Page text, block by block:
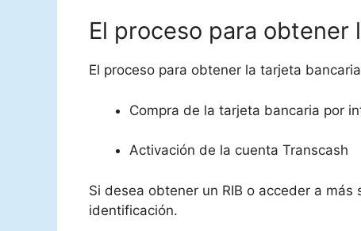
El proceso para obtener
El proceso para obtener la tarjeta
Compra de la tarjeta bancaria por
Activación de la cuenta Transcash
Si desea obtener un RIB o acceder a
identificación.